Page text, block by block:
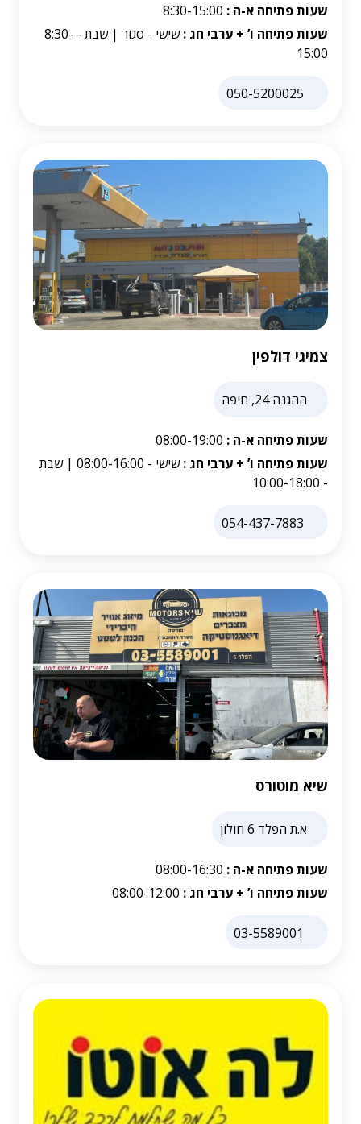
שעות פתיחה א-ה : 8:30-15:00
שעות פתיחה ו’ + ערבי חג :
שישי - סגור | שבת - 8:30-
15:00
050-5200025
צמיגי דולפין
ההגנה 24, חיפה
שעות פתיחה א-ה : 08:00-19:00
שעות פתיחה ו’ + ערבי חג :
שישי - 08:00-16:00 | שבת
- 10:00-18:00
054-437-7883
שיא מוטורס
א.ת הפלד 6 חולון
שעות פתיחה א-ה : 08:00-16:30
שעות פתיחה ו’ + ערבי חג : 08:00-12:00
03-5589001